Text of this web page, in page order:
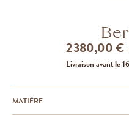
2 380,00 €
Livraison avant le
MATIÈRE